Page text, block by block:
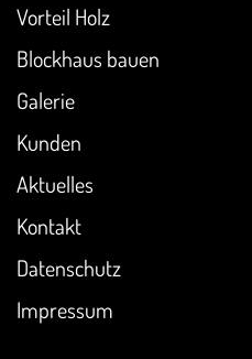
Vorteil Holz
Blockhaus bauen
Galerie
Kunden
Aktuelles
Kontakt
Datenschutz
Impressum